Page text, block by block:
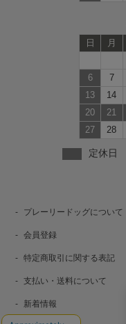
日 月
6
7
13
14
20
21
27
28
定休日
プレーリードッグについて
会員登録
特定商取引に関する表記
支払い・送料について
新着情報